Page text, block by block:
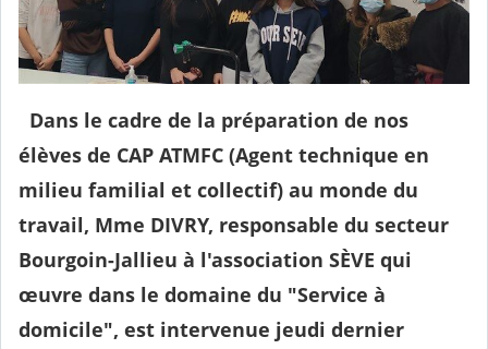
Dans le cadre de la préparation de nos
élèves de CAP ATMFC (Agent technique en
milieu familial et collectif) au monde du
travail, Mme DIVRY, responsable du secteur
Bourgoin-Jallieu à l'association SÈVE qui
œuvre dans le domaine du "Service à
domicile", est intervenue jeudi dernier